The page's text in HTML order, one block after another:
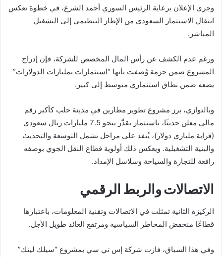
وجرى الإعلان برعاية الرئيس السوري أحمد الشرع، في خطوة تعكس
انتقال الاستثمار السعودي من الإطار التنظيمي إلى التشغيل
المباشر.
ورغم عدم الكشف عن رأس المال المخصص للشركة، فإن إدراج
المشروع ضمن حزمة وُصفت بأنها “استثمارات بمليارات الدولارات”
يضعه ضمن نطاق استثماري متوسط إلى كبير.
وبالتوازي، برز مشروع تطوير مطارين في مدينة حلب كأكبر رقم
مالي معلن حديثًا، باستثمار يقدَّر بنحو 7.5 مليارات ريال سعودي
(قرابة ملياري دولار)، يُنفذ على مراحل تشمل التوسعة والتحديث
والبنية التشغيلية. ويعكس ذلك أولوية قطاع النقل الجوي بوصفه
رافعة للتجارة والسياحة وسلاسل الإمداد.
الاتصالات والربط الرقمي
الركيزة الثانية تمثلت في الاتصالات وتقنية المعلومات، باعتبارها
قطاعًا منخفض المخاطر السياسية ومرتفع العائد طويل الأجل.
وفي هذا السياق، فازت شركة إس تي سي بمشروع “سيلك لينك”